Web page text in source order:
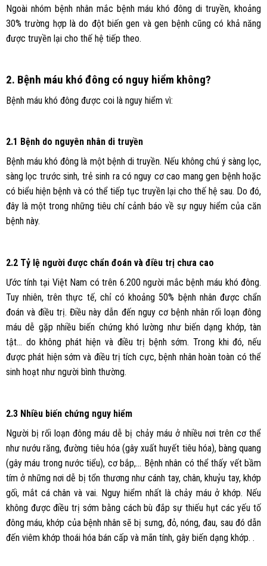
Ngoài nhóm bệnh nhân mắc bệnh máu khó đông di truyền, khoảng
30% trường hợp là do đột biến gen và gen bệnh cũng có khả năng
được truyền lại cho thế hệ tiếp theo.
2. Bệnh máu khó đông có nguy hiểm không?
Bệnh máu khó đông được coi là nguy hiểm vì:
2.1 Bệnh do nguyên nhân di truyền
Bệnh máu khó đông là một bệnh di truyền. Nếu không chú ý sàng lọc,
sàng lọc trước sinh, trẻ sinh ra có nguy cơ cao mang gen bệnh hoặc
có biểu hiện bệnh và có thể tiếp tục truyền lại cho thế hệ sau. Do đó,
đây là một trong những tiêu chí cảnh báo về sự nguy hiểm của căn
bệnh này.
2.2 Tỷ lệ người được chẩn đoán và điều trị chưa cao
Ước tính tại Việt Nam có trên 6.200 người mắc bệnh máu khó đông.
Tuy nhiên, trên thực tế, chỉ có khoảng 50% bệnh nhân được chẩn
đoán và điều trị. Điều này dẫn đến nguy cơ bệnh nhân rối loạn đông
máu dễ gặp nhiều biến chứng khó lường như biến dạng khớp, tàn
tật… do không phát hiện và điều trị bệnh sớm. Trong khi đó, nếu
được phát hiện sớm và điều trị tích cực, bệnh nhân hoàn toàn có thể
sinh hoạt như người bình thường.
2.3 Nhiều biến chứng nguy hiểm
Người bị rối loạn đông máu dễ bị chảy máu ở nhiều nơi trên cơ thể
như nướu răng, đường tiêu hóa (gây xuất huyết tiêu hóa), bàng quang
(gây máu trong nước tiểu), cơ bắp,… Bệnh nhân có thể thấy vết bầm
tím ở những nơi dễ bị tổn thương như cánh tay, chân, khuỷu tay, khớp
gối, mắt cá chân và vai. Nguy hiểm nhất là chảy máu ở khớp. Nếu
không được điều trị sớm bằng cách bù đắp sự thiếu hụt các yếu tố
đông máu, khớp của bệnh nhân sẽ bị sưng, đỏ, nóng, đau, sau đó dẫn
đến viêm khớp thoái hóa bán cấp và mãn tính, gây biến dạng khớp. .